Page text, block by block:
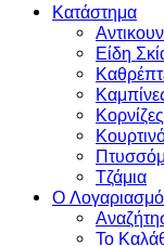
Κατάστημα
Είδη
Κορνίζες
Τζάμια
Ο
Το